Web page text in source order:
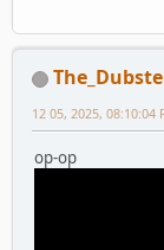
12 05, 2025, 08:10:04
op-op